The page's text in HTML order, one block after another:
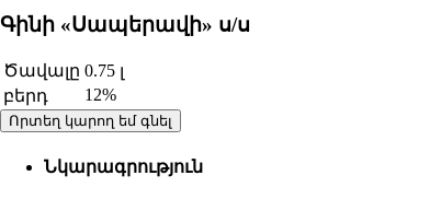
Գինի «Սապերավի» ս/ս
Ծավալը 0.75 լ
բերդ
12%
Որտեղ կարող եմ գնել
Նկարագրություն